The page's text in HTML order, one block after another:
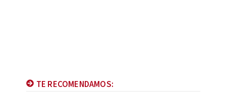
TE RECOMENDAMOS: